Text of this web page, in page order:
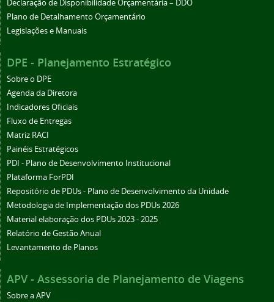
Declaração de Disponibilidade Orçamentária – DDO
Plano de Detalhamento Orçamentário
Legislações e Manuais
DPE - Planejamento Estratégico
Sobre o DPE
Agenda da Diretora
Indicadores Oficiais
Fluxo de Entregas
Matriz RACI
Painéis Estratégicos
PDI - Plano de Desenvolvimento Institucional
Plataforma ForPDI
Repositório de PDUs - Plano de Desenvolvimento da Unidade
Metodologia de Implementação dos PDUs 2026
Material elaboração dos PDUs 2023 - 2025
Relatório de Gestão Anual
Levantamento de Planos
APV - Assessoria de Planejamento de Viagens
Sobre a APV